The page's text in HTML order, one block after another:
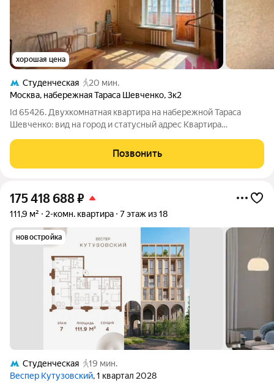
хорошая цена
Студенческая
20 мин.
Москва, набережная Тараса Шевченко,3к2
Id 65426. Двухкомнатная квартира на набережной Тараса
Шевченко: вид на город и статусный адрес Квартира
поэтому здесь сохраняется спокойная атмосфера и достойное
Позвонить
175 418 688₽
111,9 м² 2-комн. квартира 7 этаж из 18
новостройка
Студенческая
19 мин.
Веспер Кутузовский, 1 квартал 2028